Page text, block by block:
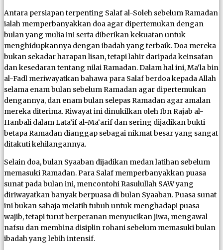
Antara persiapan terpenting Salaf al-Soleh sebelum Ramadan
ialah memperbanyakkan doa agar dipertemukan dengan
bulan yang mulia ini serta diberikan kekuatan untuk
menghidupkannya dengan ibadah yang terbaik. Doa mereka
bukan sekadar harapan lisan, tetapi lahir daripada keinsafan
dan kesedaran tentang nilai Ramadan. Dalam hal ini, Ma‘la bin
al-Fadl meriwayatkan bahawa para Salaf berdoa kepada Allah
selama enam bulan sebelum Ramadan agar dipertemukan
dengannya, dan enam bulan selepas Ramadan agar amalan
mereka diterima. Riwayat ini dinukilkan oleh Ibn Rajab al-
Hanbali dalam Lata’if al-Ma‘arif dan sering dijadikan bukti
betapa Ramadan dianggap sebagai nikmat besar yang sangat
ditakuti kehilangannya.
Selain doa, bulan Syaaban dijadikan medan latihan sebelum
memasuki Ramadan. Para Salaf memperbanyakkan puasa
sunat pada bulan ini, mencontohi Rasulullah SAW yang
diriwayatkan banyak berpuasa di bulan Syaaban. Puasa sunat
ini bukan sahaja melatih tubuh untuk menghadapi puasa
wajib, tetapi turut berperanan menyucikan jiwa, mengawal
nafsu dan membina disiplin rohani sebelum memasuki bulan
ibadah yang lebih intensif.